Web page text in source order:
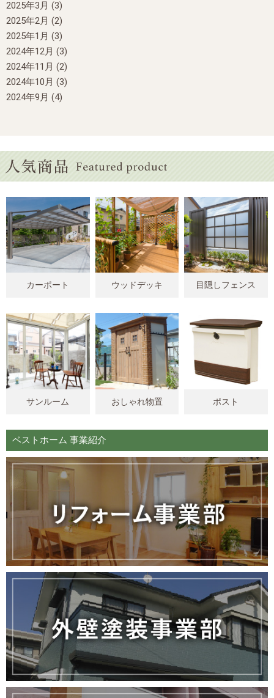
2025年3月 (3)
2025年2月 (2)
2025年1月 (3)
2024年12月 (3)
2024年11月 (2)
2024年10月 (3)
2024年9月 (4)
カーポート ウッドデッキ 目隠しフェンス
サンルーム おしゃれ物置 ポスト
ベストホーム 事業紹介